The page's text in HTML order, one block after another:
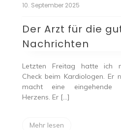
10. September 2025
Der Arzt für die
Nachrichten
Letzten Freitag hatte ich
Check beim Kardiologen. Er
macht eine eingehende
Herzens. Er […]
Mehr lesen